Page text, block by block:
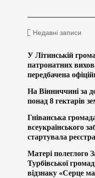
Недавні записи
У Літинській
патронатних
передбачена
На Вінниччині за
понад 8 гектарів
Гніванська
всеукраїнського
стартувала
Матері полеглого
Турбівської
відзнаку «Серце